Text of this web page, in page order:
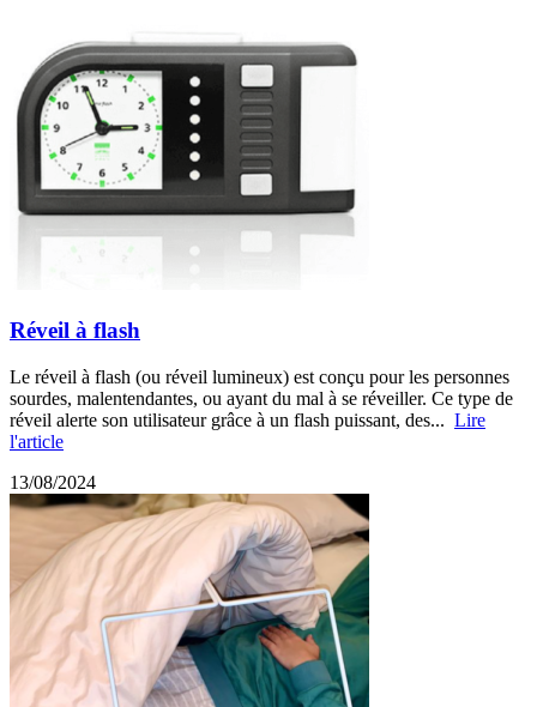
Réveil à flash
Le réveil à flash (ou réveil lumineux) est conçu pour les personnes
sourdes, malentendantes, ou ayant du mal à se réveiller. Ce type de
réveil alerte son utilisateur grâce à un flash puissant, des... Lire
l'article
13/08/2024